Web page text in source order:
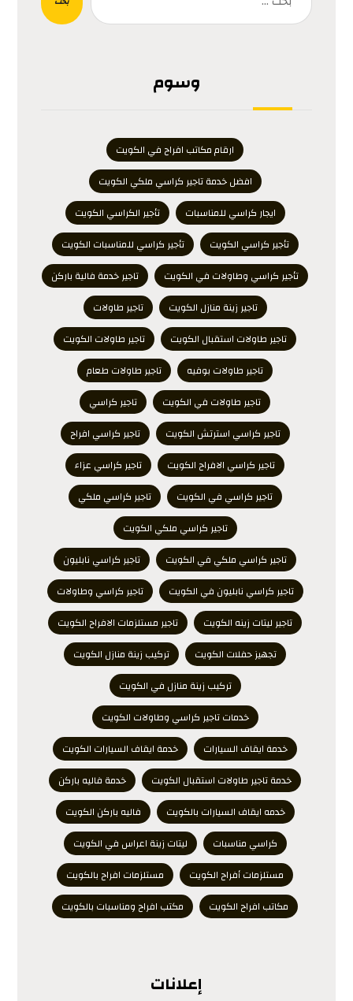
وسوم
ارقام مكاتب افراح في الكويت
افضل خدمة تاجير كراسي ملكي الكويت
ايجار كراسي للمناسبات
تأجير الكراسي الكويت
تأجير كراسي الكويت
تأجير كراسي للمناسبات الكويت
تأجير كراسي وطاولات في الكويت
تاجير خدمة فالية باركن
تاجير زينة منازل الكويت
تاجير طاولات
تاجير طاولات استقبال الكويت
تاجير طاولات الكويت
تاجير طاولات بوفيه
تاجير طاولات طعام
تاجير طاولات في الكويت
تاجير كراسي
تاجير كراسي استرتش الكويت
تاجير كراسي افراح
تاجير كراسي الافراح الكويت
تاجير كراسي عزاء
تاجير كراسي في الكويت
تاجير كراسي ملكي
تاجير كراسي ملكي الكويت
تاجير كراسي ملكي في الكويت
تاجير كراسي نابليون
تاجير كراسي نابليون في الكويت
تاجير كراسي وطاولات
تاجير ليتات زينه الكويت
تاجير مستلزمات الافراح الكويت
تجهيز حفلات الكويت
تركيب زينة منازل الكويت
تركيب زينة منازل في الكويت
خدمات تاجير كراسي وطاولات الكويت
خدمة ايقاف السيارات
خدمة ايقاف السيارات الكويت
خدمة تاجير طاولات استقبال الكويت
خدمة فاليه باركن
خدمه ايقاف السيارات بالكويت
فاليه باركن الكويت
كراسي مناسبات
ليتات زينة اعراس في الكويت
مستلزمات أفراح الكويت
مستلزمات افراح بالكويت
مكاتب افراح الكويت
مكتب افراح ومناسبات بالكويت
إعلانات